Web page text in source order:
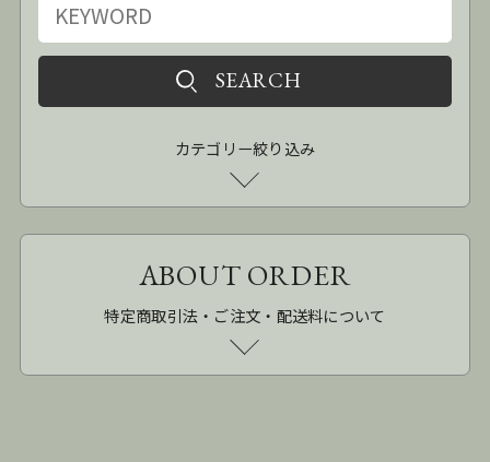
カテゴリー絞り込み
ABOUT ORDER
特定商取引法・ご注文・配送料について